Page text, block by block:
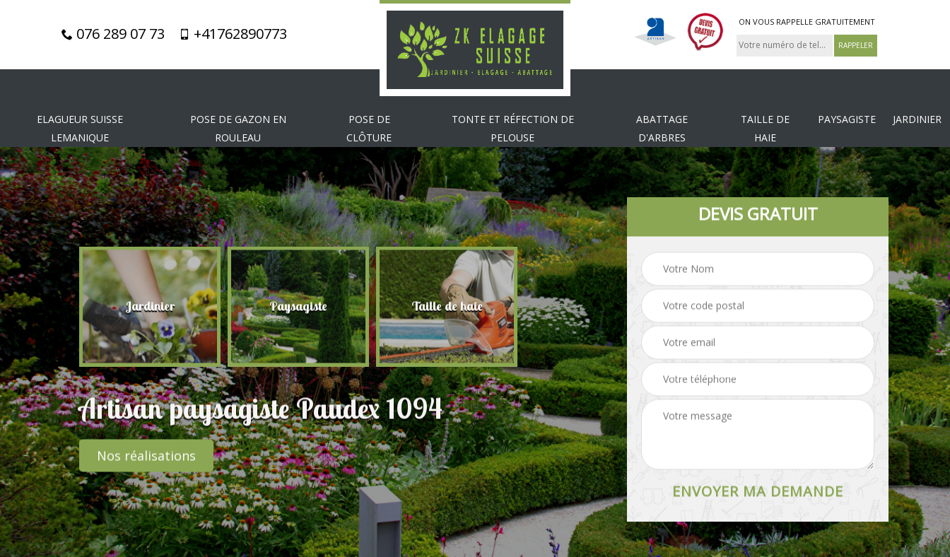
076 289 07 73 +41762890773
ON VOUS RAPPELLE GRATUITEMENT
ELAGUEUR SUISSE
LEMANIQUE
POSE DE GAZON EN
ROULEAU
POSE DE
CLÔTURE
TONTE ET RÉFECTION DE
PELOUSE
ABATTAGE
D'ARBRES
TAILLE DE
HAIE
PAYSAGISTE JARDINIER
Jardinier Paysagiste Taille de haie Abattage d'arbres Tonte et réfection de
pelouse Pose de clôture
Artisan paysagiste Paudex 1094
Nos réalisations
DEVIS GRATUIT